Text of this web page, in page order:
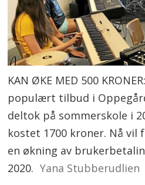
KAN ØKE MED 500
populært tilbud i
deltok på sommerskole i
kostet 1700 kroner. Nå vil
en økning av
2020. Yana Stubberudlien